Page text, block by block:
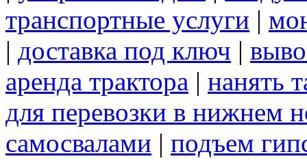
транспортные услуги |
| доставка под ключ |
аренда трактора | нанять
для перевозки в нижнем
самосвалами | подъем